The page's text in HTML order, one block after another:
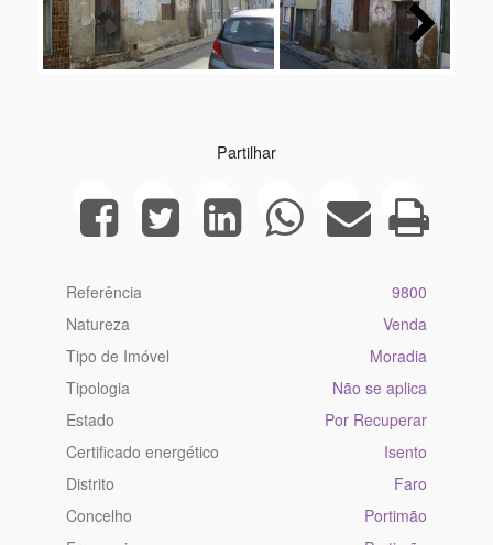
Next
Partilhar
Referência
9800
Natureza
Venda
Tipo de Imóvel
Moradia
Tipologia
Não se aplica
Estado
Por Recuperar
Certificado energético
Isento
Distrito
Faro
Concelho
Portimão